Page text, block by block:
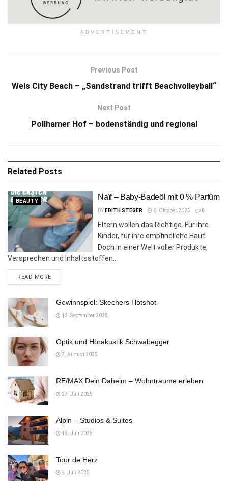
ADVERTISEMENT
Previous Post
Wels City Beach – „Sandstrand trifft Beachvolleyball“
Next Post
Pollhamer Hof – bodenständig und regional
Related Posts
BEAUTY Naïf – Baby-Badeöl mit 0 % Parfüm
BY EDITH STEGER 6. Oktober 2025 0
Eltern wollen das Richtige. Für ihre
Kinder, für ihre empfindliche Haut.
Doch in einer Welt voller Produkte,
Versprechen und Inhaltsstoffen...
READ MOREDETAILS
Gewinnspiel: Skechers Hotshot
12. September 2025
Optik und Hörakustik Schwabegger
7. August 2025
RE/MAX Dein Daheim – Wohnträume erleben
27. Juli 2025
Alpin – Studios & Suites
13. Juli 2025
Tour de Herz
9. Juli 2025